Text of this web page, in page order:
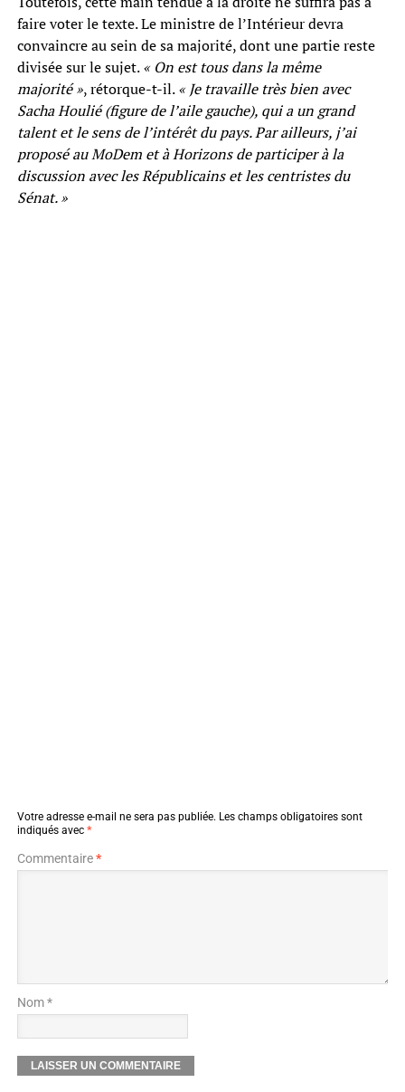
faire voter le texte. Le ministre de l’Intérieur devra
convaincre au sein de sa majorité, dont une partie reste
divisée sur le sujet.« On est tous dans la même
majorité », rétorque-t-il.« Je travaille très bien avec
Sacha Houlié (figure de l’aile gauche), qui a un grand
talent et le sens de l’intérêt du pays. Par ailleurs, j’ai
proposé au MoDem et à Horizons de participer à la
discussion avec les Républicains et les centristes du
Sénat. »
Votre adresse e-mail ne sera pas publiée. Les champs obligatoires sont
indiqués avec *
Commentaire*
Nom *